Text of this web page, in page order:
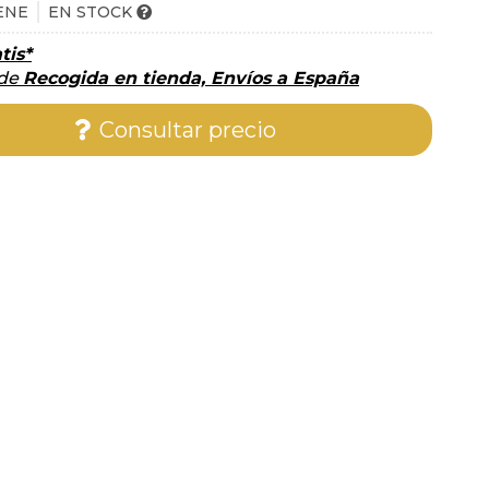
EN STOCK
Recogida en tienda, Envíos a España
Consultar precio